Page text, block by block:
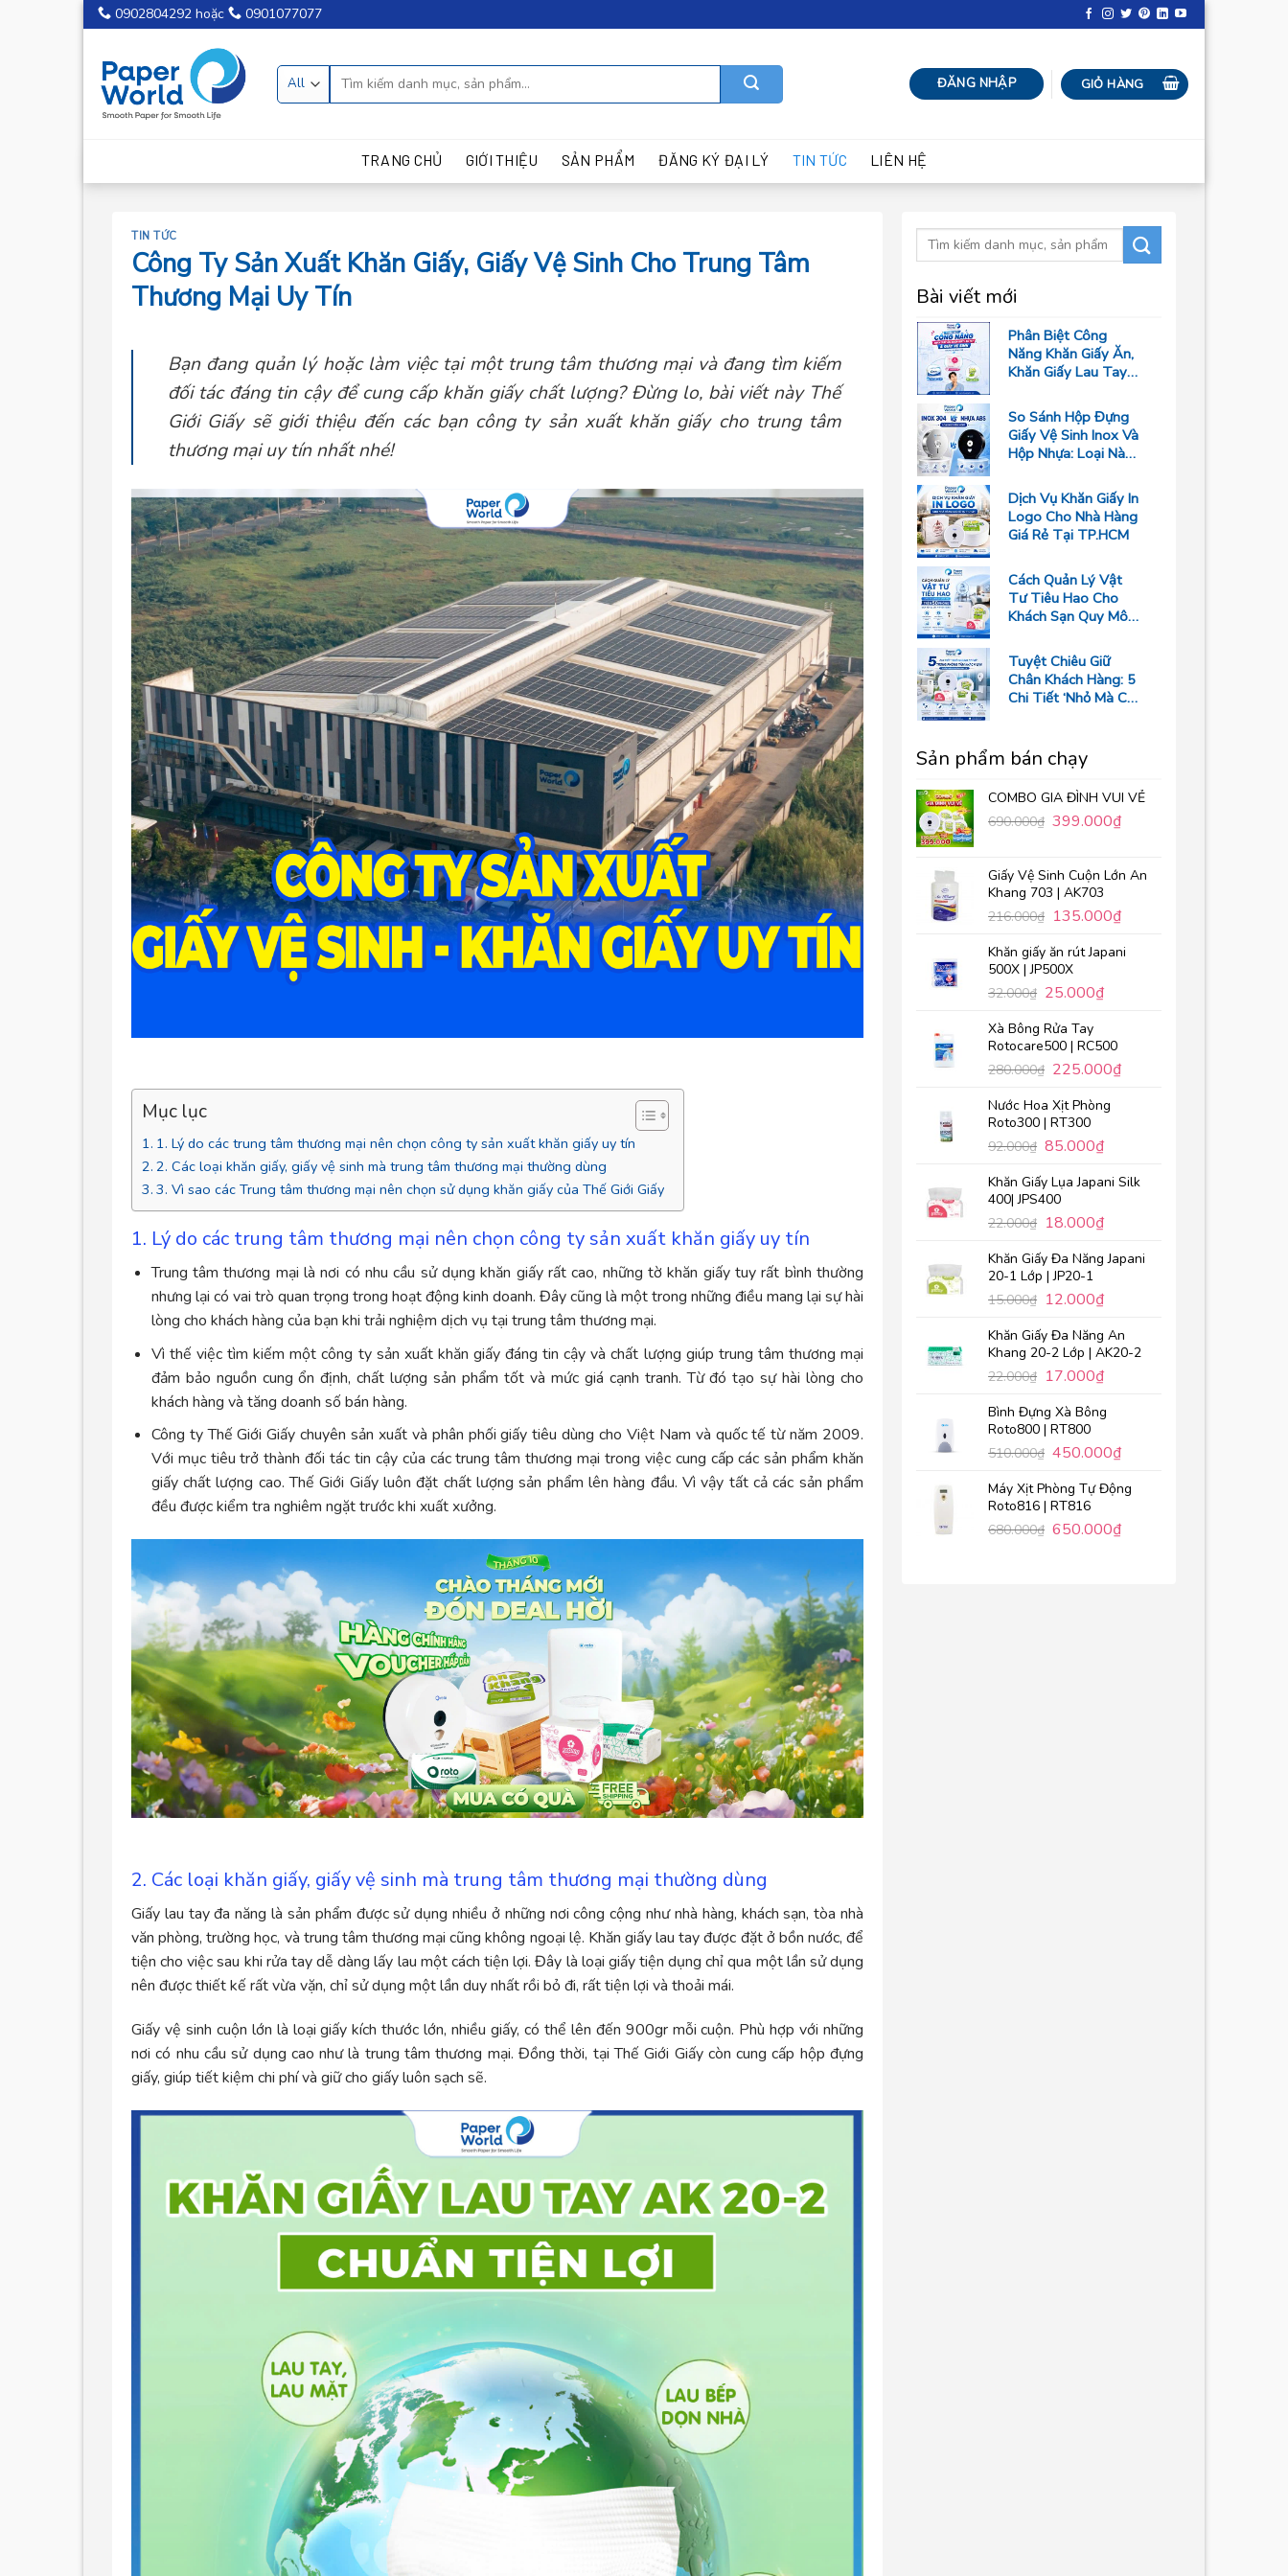
Skip
to
content
0902804292 hoặc 0901077077
ĐĂNG NHẬP GIỎ HÀNG
TRANG CHỦ GIỚI THIỆU SẢN PHẨM ĐĂNG KÝ ĐẠI LÝ TIN TỨC LIÊN HỆ
TIN TỨC
Công Ty Sản Xuất Khăn Giấy, Giấy Vệ Sinh Cho Trung Tâm
Thương Mại Uy Tín
Bạn đang quản lý hoặc làm việc tại một trung tâm thương mại và đang tìm kiếm
đối tác đáng tin cậy để cung cấp khăn giấy chất lượng? Đừng lo, bài viết này Thế
Giới Giấy sẽ giới thiệu đến các bạn công ty sản xuất khăn giấy cho trung tâm
thương mại uy tín nhất nhé!
Mục lục
1. Lý do các trung tâm thương mại nên chọn công ty sản xuất khăn giấy uy tín
2. Các loại khăn giấy, giấy vệ sinh mà trung tâm thương mại thường dùng
3. Vì sao các Trung tâm thương mại nên chọn sử dụng khăn giấy của Thế Giới Giấy
1. Lý do các trung tâm thương mại nên chọn công ty sản xuất khăn giấy uy tín
Trung tâm thương mại là nơi có nhu cầu sử dụng khăn giấy rất cao, những tờ khăn giấy tuy rất bình thường
nhưng lại có vai trò quan trọng trong hoạt động kinh doanh. Đây cũng là một trong những điều mang lại sự hài
lòng cho khách hàng của bạn khi trải nghiệm dịch vụ tại trung tâm thương mại.
Vì thế việc tìm kiếm một công ty sản xuất khăn giấy đáng tin cậy và chất lượng giúp trung tâm thương mại
đảm bảo nguồn cung ổn định, chất lượng sản phẩm tốt và mức giá cạnh tranh. Từ đó tạo sự hài lòng cho
khách hàng và tăng doanh số bán hàng.
Công ty Thế Giới Giấy chuyên sản xuất và phân phối giấy tiêu dùng cho Việt Nam và quốc tế từ năm 2009.
Với mục tiêu trở thành đối tác tin cậy của các trung tâm thương mại trong việc cung cấp các sản phẩm khăn
giấy chất lượng cao. Thế Giới Giấy luôn đặt chất lượng sản phẩm lên hàng đầu. Vì vậy tất cả các sản phẩm
đều được kiểm tra nghiêm ngặt trước khi xuất xưởng.
2. Các loại khăn giấy, giấy vệ sinh mà trung tâm thương mại thường dùng
Giấy lau tay đa năng là sản phẩm được sử dụng nhiều ở những nơi công cộng như nhà hàng, khách sạn, tòa nhà
văn phòng, trường học, và trung tâm thương mại cũng không ngoại lệ. Khăn giấy lau tay được đặt ở bồn nước, để
tiện cho việc sau khi rửa tay dễ dàng lấy lau một cách tiện lợi. Đây là loại giấy tiện dụng chỉ qua một lần sử dụng
nên được thiết kế rất vừa vặn, chỉ sử dụng một lần duy nhất rồi bỏ đi, rất tiện lợi và thoải mái.
Giấy vệ sinh cuộn lớn là loại giấy kích thước lớn, nhiều giấy, có thể lên đến 900gr mỗi cuộn. Phù hợp với những
nơi có nhu cầu sử dụng cao như là trung tâm thương mại. Đồng thời, tại Thế Giới Giấy còn cung cấp hộp đựng
giấy, giúp tiết kiệm chi phí và giữ cho giấy luôn sạch sẽ.
Bài viết mới
Phân Biệt Công
Năng Khăn Giấy Ăn,
Khăn Giấy Lau Tay
Trong Ngành F&B
So Sánh Hộp Đựng
Giấy Vệ Sinh Inox Và
Hộp Nhựa: Loại Nào
Dịch Vụ Khăn Giấy In
Logo Cho Nhà Hàng
Giá Rẻ Tại TP.HCM
Cách Quản Lý Vật
Tư Tiêu Hao Cho
Khách Sạn Quy Mô
Tối Ưu Chi Phí Vận
Hành
Tuyệt Chiêu Giữ
Chân Khách Hàng: 5
Chi Tiết ‘Nhỏ Mà Có
Sản phẩm bán chạy
COMBO GIA ĐÌNH VUI VẺ
690.000₫ 399.000₫
Giấy Vệ Sinh Cuộn Lớn An
Khang 703 | AK703
216.000₫ 135.000₫
Khăn giấy ăn rút Japani
500X | JP500X
32.000₫ 25.000₫
Xà Bông Rửa Tay
Rotocare500 | RC500
280.000₫ 225.000₫
Nước Hoa Xịt Phòng
Roto300 | RT300
92.000₫ 85.000₫
Khăn Giấy Lụa Japani Silk
400| JPS400
22.000₫ 18.000₫
Khăn Giấy Đa Năng Japani
20-1 Lớp | JP20-1
15.000₫ 12.000₫
Khăn Giấy Đa Năng An
Khang 20-2 Lớp | AK20-2
22.000₫ 17.000₫
Bình Đựng Xà Bông
Roto800 | RT800
510.000₫ 450.000₫
Máy Xịt Phòng Tự Động
Roto816 | RT816
680.000₫ 650.000₫